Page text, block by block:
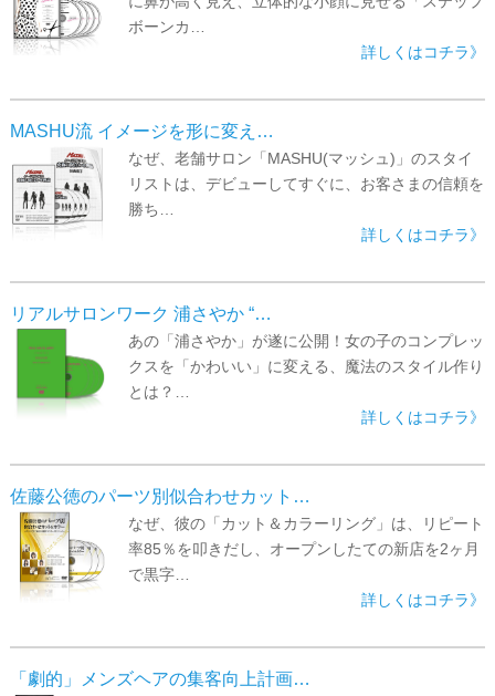
ボーンカ…
詳しくはコチラ》
MASHU流 イメージを形に変え…
なぜ、老舗サロン「MASHU(マッシュ)」のスタイ
リストは、デビューしてすぐに、お客さまの信頼を
勝ち…
詳しくはコチラ》
リアルサロンワーク 浦さやか “…
あの「浦さやか」が遂に公開！女の子のコンプレッ
クスを「かわいい」に変える、魔法のスタイル作り
とは？…
詳しくはコチラ》
佐藤公徳のパーツ別似合わせカット…
なぜ、彼の「カット＆カラーリング」は、リピート
率85％を叩きだし、オープンしたての新店を2ヶ月
で黒字…
詳しくはコチラ》
「劇的」メンズヘアの集客向上計画…